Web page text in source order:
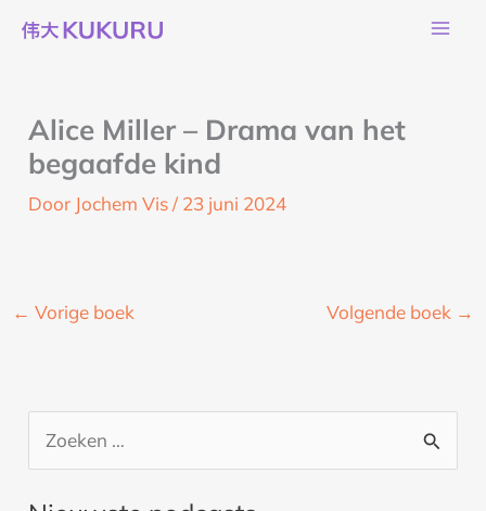
naar
Alice Miller – Drama van het
begaafde kind
Door Jochem Vis/ 23 juni 2024
← Vorige boek Volgende boek →